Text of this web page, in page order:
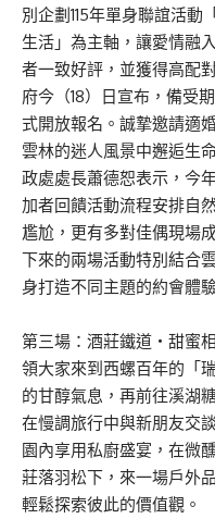
別企劃115年單身聯誼活
生活」為主軸，讓愛情融
者一致好評，並獲得高配
府今（18）日宣布，備受
式開放報名。誠摯邀請適
雲林的迷人風景中邂逅生
政處處長蕭德恕表示，今
加者回饋活動流程安排自
尷尬，更有多對佳偶現場
下來的兩場活動特別結合
身打造不同主題的約會體
第三場：酒莊鐵道・甜蜜
領大家來到西螺百年的「
的甘醇氣息，再前往溪湖
在慢調旅行中與新朋友交
園內享用私廚盛宴，在微
莊落羽松下，來一場戶外
輕鬆探索彼此的價值觀。